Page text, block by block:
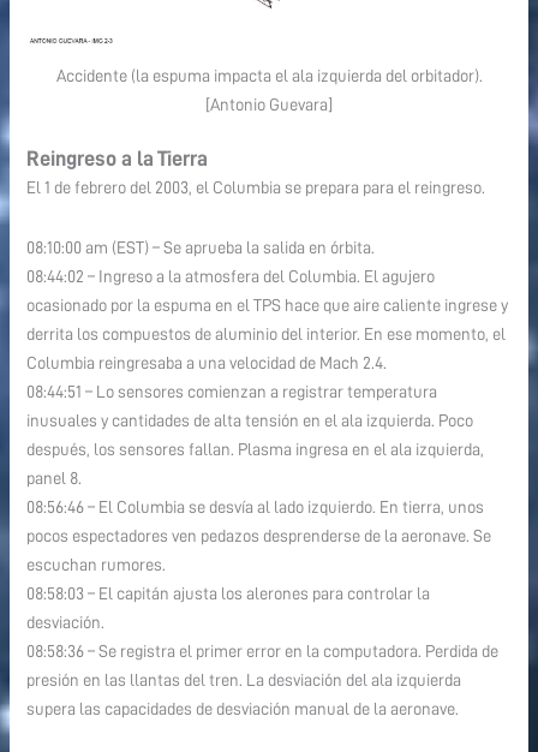
Accidente (la espuma impacta el ala izquierda del orbitador).
[Antonio Guevara]
Reingreso a la Tierra
El 1 de febrero del 2003, el Columbia se prepara para el reingreso.
08:10:00 am (EST) – Se aprueba la salida en órbita.
08:44:02 – Ingreso a la atmosfera del Columbia. El agujero
ocasionado por la espuma en el TPS hace que aire caliente ingrese y
derrita los compuestos de aluminio del interior. En ese momento, el
Columbia reingresaba a una velocidad de Mach 2.4.
08:44:51 – Lo sensores comienzan a registrar temperatura
inusuales y cantidades de alta tensión en el ala izquierda. Poco
después, los sensores fallan. Plasma ingresa en el ala izquierda,
panel 8.
08:56:46 – El Columbia se desvía al lado izquierdo. En tierra, unos
pocos espectadores ven pedazos desprenderse de la aeronave. Se
escuchan rumores.
08:58:03 – El capitán ajusta los alerones para controlar la
desviación.
08:58:36 – Se registra el primer error en la computadora. Perdida de
presión en las llantas del tren. La desviación del ala izquierda
supera las capacidades de desviación manual de la aeronave.